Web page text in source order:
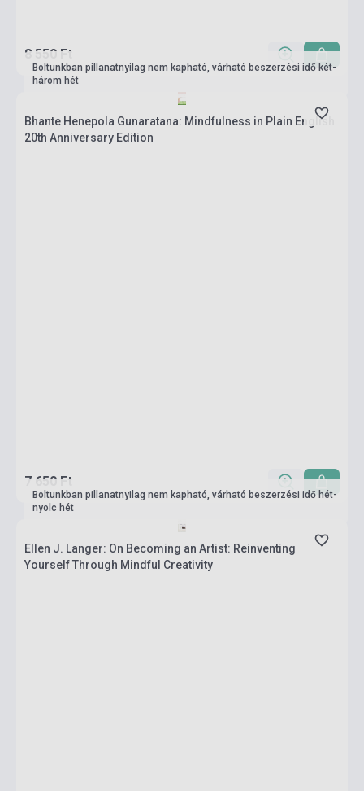
8 550 Ft
Boltunkban pillanatnyilag nem kapható, várható beszerzési idő két-
három hét
Bhante Henepola Gunaratana: Mindfulness in Plain English
20th Anniversary Edition
7 650 Ft
Boltunkban pillanatnyilag nem kapható, várható beszerzési idő hét-
nyolc hét
Ellen J. Langer: On Becoming an Artist: Reinventing
Yourself Through Mindful Creativity